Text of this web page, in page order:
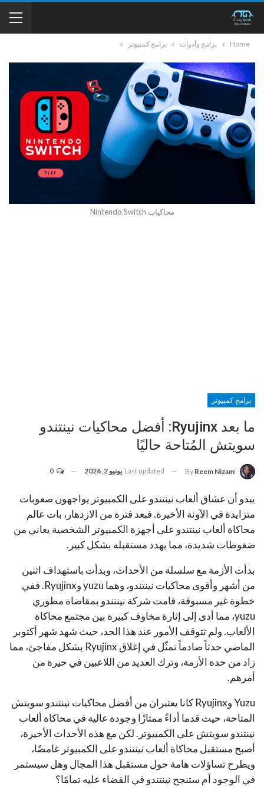
Home برامج وأدوات برامج كمبيوتر
محاكيات Nintendo Switch
برامج كمبيوتر
ما بعد Ryujinx: أفضل محاكيات نينتندو
سويتش المُتاحة حاليًا
By Reem Nizam
Last updated يونيو 2, 2026
يبدو أن عشاق ألعاب نينتندو على الكمبيوتر يواجهون صعوبات
متزايدة في الآونة الأخيرة. فبعد فترة من الازدهار، بات عالم
محاكاة ألعاب نينتندو على أجهزة الكمبيوتر الشخصية يعاني من
ضغوطات شديدة، مما يهدد مستقبله بشكل كبير.
بدأت الأزمة مع سلسلة من الأحداث، وبدأت باستهداف اثنين
من أشهر وأقوى محاكيات نينتندو، وهما yuzu وRyujinx. ففي
خطوة غير مسبوقة، قامت شركة نينتندو بمقاضاة مطوري
yuzu، مما أدى إلى إثارة مخاوف كبيرة بين مجتمع محاكاة
الألعاب. ولم تتوقف الأمور عند هذا الحد، حيث شهد شهر أكتوبر
الماضي حدثاً صادماً تمثّل في إغلاق Ryujinx بشكل مفاجئ، مما
زاد من حدة الأزمة، وترك العديد من اللاعبين في حيرة من
أمرهم.
Yuzu وRyujinx كانا يعتبران من أفضل محاكيات نينتندو سويتش
المتاحة، حيث قدما أداءً ممتازًا وجودة عالية في محاكاة ألعاب
نينتندو سويتش على الكمبيوتر. لكن مع هذه الأحداث الأخيرة،
أصبح مستقبل محاكاة ألعاب نينتندو على الكمبيوتر غامضًا،
ويطرح تساؤلات هامة حول مستقبل هذا المجال وهل سيستمر
في الوجود أم ستنجح نينتندو في القضاء عليه تمامًا؟